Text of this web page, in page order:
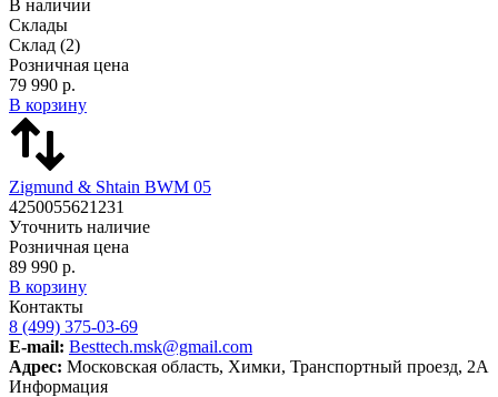
В наличии
Склады
Склад (2)
Розничная цена
79 990 р.
В корзину
Zigmund & Shtain BWM 05
4250055621231
Уточнить наличие
Розничная цена
89 990 р.
В корзину
Контакты
8 (499) 375-03-69
E-mail: Besttech.msk@gmail.com
Адрес: Московская область, Химки, Транспортный проезд, 2А
Информация